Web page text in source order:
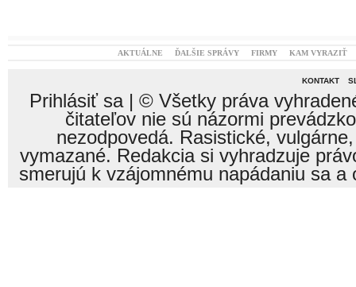
AKTUÁLNE ĎALŠIE SPRÁVY FIRMY KAM VYRAZIŤ
KONTAKT
Prihlásiť sa| © Všetky práva
čitateľov nie sú názormi
nezodpovedá. Rasistické,
vymazané. Redakcia si vyhradzuje
smerujú k vzájomnému napádaniu sa